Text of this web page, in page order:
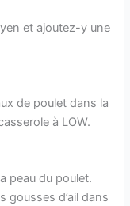
et ajoutez-y une
de poulet dans la
à LOW.
peau du poulet.
gousses d’ail dans